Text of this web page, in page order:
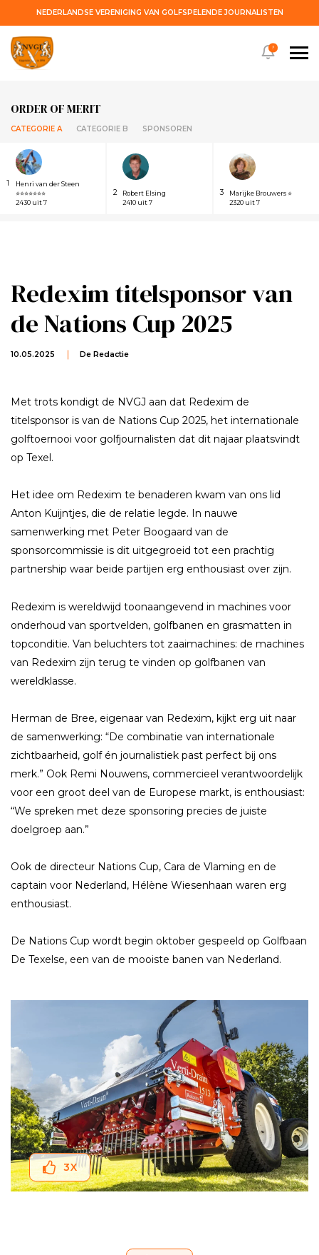
NEDERLANDSE VERENIGING VAN GOLFSPELENDE JOURNALISTEN
ORDER OF MERIT
CATEGORIE A CATEGORIE B SPONSOREN
1
Henri van der Steen
⭐⭐⭐⭐⭐⭐⭐
2430 uit 7
2
Robert Elsing
2410 uit 7
3
Marijke Brouwers ⭐
2320 uit 7
!
Redexim titelsponsor van
de Nations Cup 2025
10.05.2025 De Redactie
Met trots kondigt de NVGJ aan dat Redexim de
titelsponsor is van de Nations Cup 2025, het internationale
golftoernooi voor golfjournalisten dat dit najaar plaatsvindt
op Texel.
Het idee om Redexim te benaderen kwam van ons lid
Anton Kuijntjes, die de relatie legde. In nauwe
samenwerking met Peter Boogaard van de
sponsorcommissie is dit uitgegroeid tot een prachtig
partnership waar beide partijen erg enthousiast over zijn.
Redexim is wereldwijd toonaangevend in machines voor
onderhoud van sportvelden, golfbanen en grasmatten in
topconditie. Van beluchters tot zaaimachines: de machines
van Redexim zijn terug te vinden op golfbanen van
wereldklasse.
Herman de Bree, eigenaar van Redexim, kijkt erg uit naar
de samenwerking: “De combinatie van internationale
zichtbaarheid, golf én journalistiek past perfect bij ons
merk.” Ook Remi Nouwens, commercieel verantwoordelijk
voor een groot deel van de Europese markt, is enthousiast:
“We spreken met deze sponsoring precies de juiste
doelgroep aan.”
Ook de directeur Nations Cup, Cara de Vlaming en de
captain voor Nederland, Hélène Wiesenhaan waren erg
enthousiast.
De Nations Cup wordt begin oktober gespeeld op Golfbaan
De Texelse, een van de mooiste banen van Nederland.
3X